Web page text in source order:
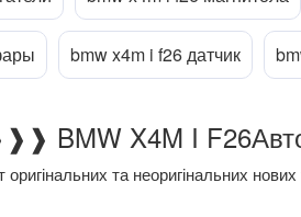
bmw x4m i f26 датчик
купити запчастини на ❱❱❱
та неоригінальних